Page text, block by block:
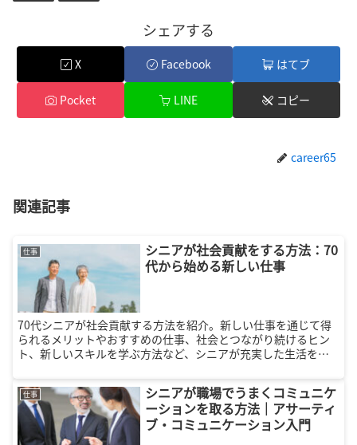
シェアする
X Facebook はてブ
Pocket LINE コピー
career65
関連記事
仕事
シニアが社会貢献をする方法：70
代から始める新しい仕事
70代シニアが社会貢献する方法を紹介。新しい仕事を通じて得
られるメリットやおすすめの仕事、社会とつながり続けるヒン
ト、新しいスキルを学ぶ方法など、シニアが充実した生活を送
仕事
シニアが職場でうまくコミュニケ
ーションを取る方法｜アサーティ
ブ・コミュニケーション入門